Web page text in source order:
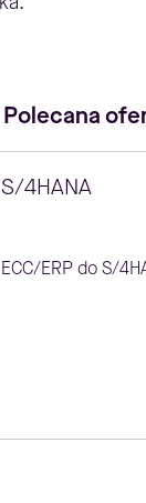
Polecana
4HANA
ERP do S/